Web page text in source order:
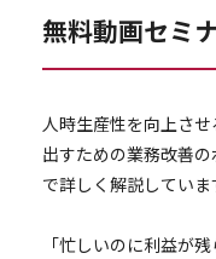
無料動画セミ
人時生産性を向上さ
出すための業務改善
で詳しく解説していま
「忙しいのに利益が